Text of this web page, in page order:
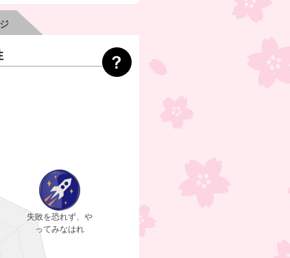
失敗を恐れず、や
ってみなはれ